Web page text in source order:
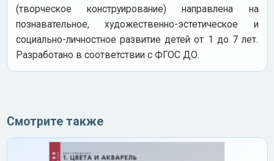
(творческое конструирование) направлена на
познавательное, художественно-эстетическое и
социально-личностное развитие детей от 1 до 7 лет.
Разработано в соответствии с ФГОС ДО.
Смотрите также